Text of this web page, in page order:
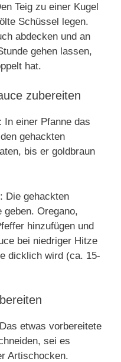
Teig zu einer Kugel
Schüssel legen.
abdecken und an
gehen lassen,
hat.
zubereiten
: In einer Pfanne das
gehackten
bis er goldbraun
: Die gehackten
geben. Oregano,
hinzufügen und
bei niedriger Hitze
dicklich wird (ca. 15-
etwas vorbereitete
sei es
Artischocken.